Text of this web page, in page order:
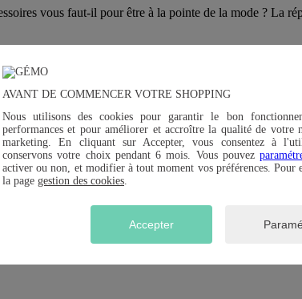
vous faut-il pour être à la pointe de la mode ? La
et décontracté
fait partie de votre quotidien, vous pratiquez peut-être le
AVANT DE COMMENCER VOTRE SHOPPING
Nous utilisons des cookies pour garantir le bon
performances et pour améliorer et accroître la qualité de votre
marketing. En cliquant sur Accepter, vous consentez à
conservons votre choix pendant 6 mois. Vous pouvez
activer ou non, et modifier à tout moment vos préférences. Pour
la page gestion des cookies.
Accepter